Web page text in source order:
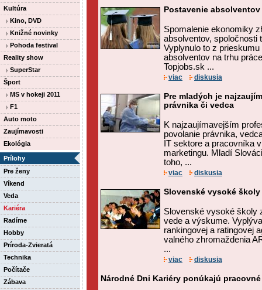
Kultúra
Kino, DVD
Knižné novinky
Pohoda festival
Reality show
SuperStar
Šport
MS v hokeji 2011
F1
Auto moto
Zaujímavosti
Ekológia
Prílohy
Pre ženy
Víkend
Veda
Kariéra
Radíme
Hobby
Príroda-Zvieratá
Technika
Počítače
Zábava
Postavenie
Spomalenie ekonomiky
absolventov, spoločnosti
Vyplynulo to z
absolventov na trhu
Topjobs.sk ...
viac diskusia
Pre mladých je
právnika či vedca
K najzaujímavejším
povolanie právnika,
IT sektore a pracovníka
marketingu. Mladí
toho, ...
viac diskusia
Slovenské vysoké
Slovenské vysoké školy
vede a výskume.
rankingovej a ratingovej
valného zhromaždenia
...
viac diskusia
Národné Dni Kariéry ponúkajú